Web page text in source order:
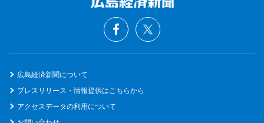
広島経済新聞について
プレスリリース・情報提供はこちらから
アクセスデータの利用について